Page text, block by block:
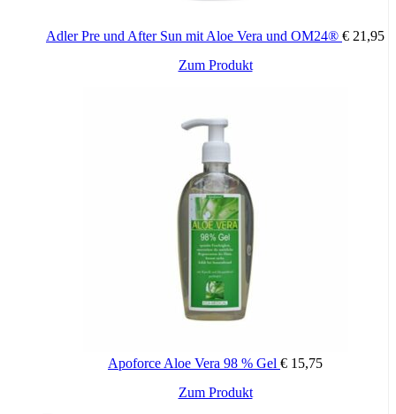
Adler Pre und After Sun mit Aloe Vera und OM24® € 21,95
Zum Produkt
Apoforce Aloe Vera 98 % Gel € 15,75
Zum Produkt